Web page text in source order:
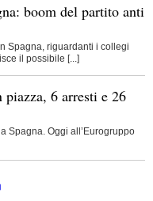
boom del partito anti
Spagna, riguardanti i collegi
il possibile [...]
6 arresti e 26
Spagna. Oggi all’Eurogruppo